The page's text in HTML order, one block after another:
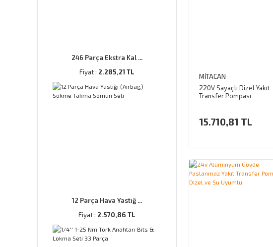
246 Parça Ekstra Kal ...
Fiyat : 2.285,21 TL
12 Parça Hava Yastığ ...
Fiyat : 2.570,86 TL
MİTACAN
220V Sayaçlı Dizel Yakıt
Transfer Pompası
15.710,81 TL